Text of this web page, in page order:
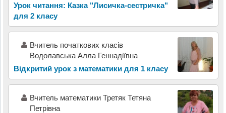
Урок читання: Казка "Лисичка-сестричка"
для 2 класу
Вчитель початкових класів
Водолавська Алла Геннадіївна
Відкритий урок з математики для 1 класу
Вчитель математики Третяк Тетяна
Петрівна